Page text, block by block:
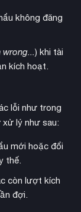
chơi tùy
các combo
đa dạng và
người chơi,
lãnh thổ,
các nhiệm vụ
không đăng
wrong...) khi tài
kích hoạt.
lỗi như trong
lý như sau:
mới hoặc đổi
thế.
còn lượt kích
đợi.